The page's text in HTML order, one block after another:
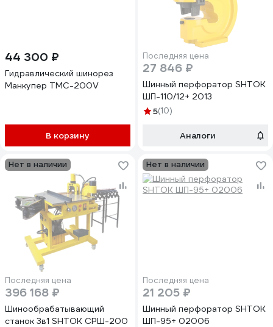
44 300 ₽
Гидравлический шинорез
Манкупер TMC-200V
В корзину
Последняя цена
27 846 ₽
Шинный перфоратор SHTOK
ШП-110/12+ 2013
5(10)
Аналоги
Нет в наличии
Последняя цена
396 168 ₽
Шинообрабатывающий
станок 3в1 SHTOK СРШ-200
Нет в наличии
Последняя цена
21 205 ₽
Шинный перфоратор SHTOK
ШП-95+ 02006